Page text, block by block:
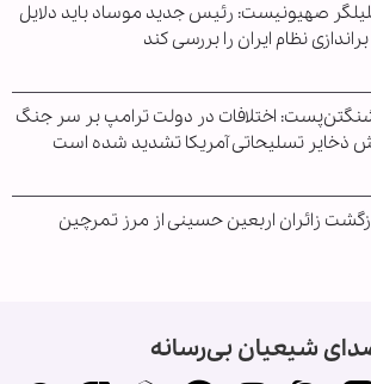
صهیونیست: رئیس جدید موساد باید دلایل
نظام ایران را بررسی کند
اختلافات در دولت ترامپ بر سر جنگ
ذخایر تسلیحاتی آمریکا تشدید شده است
زائران اربعین حسینی از مرز تمرچین
شیعیان بی‌رسانه